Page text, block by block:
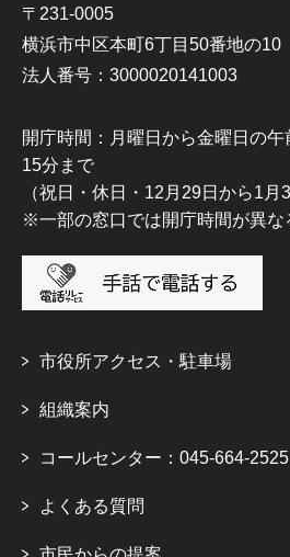
〒231-0005
横浜市中区本町6丁目50番地の10
法人番号：3000020141003
開庁時間：月曜日から金曜日の
15分まで
（祝日・休日・12月29日から1月
※一部の窓口では開庁時間が異な
市役所アクセス・駐車場
組織案内
コールセンター：045-664-2525
よくある質問